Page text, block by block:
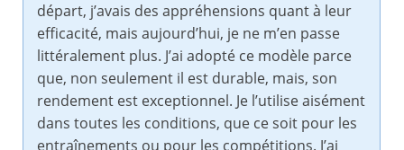
départ, j’avais des appréhensions quant à leur
efficacité, mais aujourd’hui, je ne m’en passe
littéralement plus. J’ai adopté ce modèle parce
que, non seulement il est durable, mais, son
rendement est exceptionnel. Je l’utilise aisément
dans toutes les conditions, que ce soit pour les
entraînements ou pour les compétitions. J’ai